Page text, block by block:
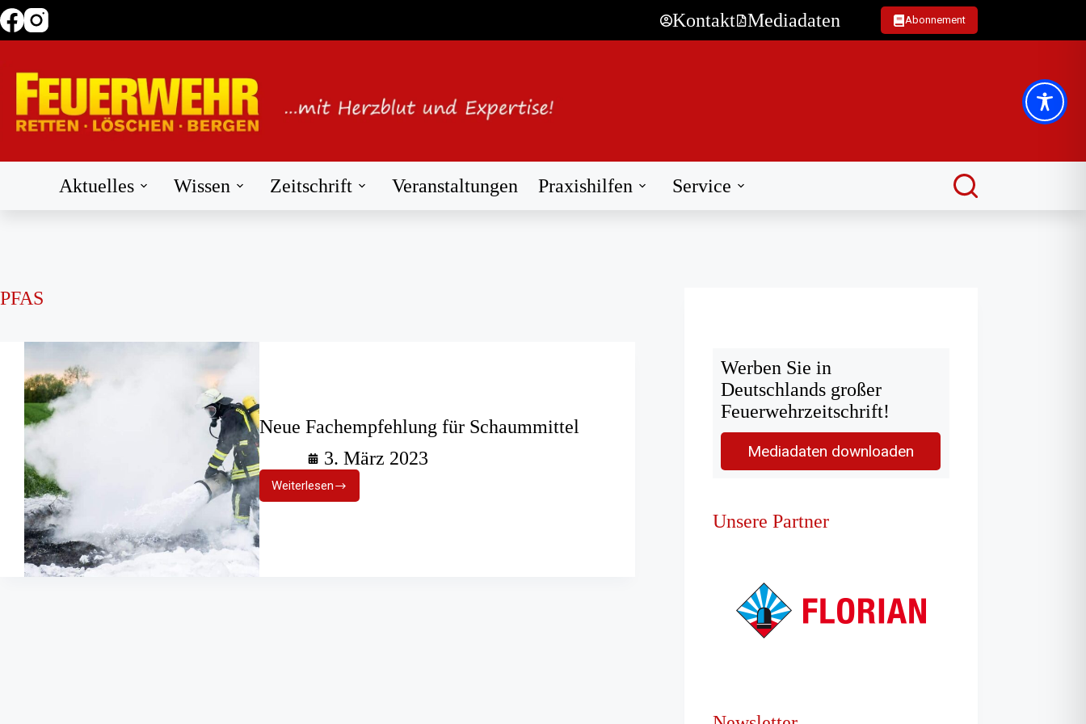
Zum
Inhalt
Kontakt Mediadaten Abonnement
Aktuelles Wissen Zeitschrift Veranstaltungen Praxishilfen Service
PFAS
Neue Fachempfehlung für Schaummittel
3. März 2023
Weiterlesen
Neue
Fachempfehlung
Werben Sie in
Deutschlands großer
Feuerwehrzeitschrift!
Mediadaten downloaden
Unsere Partner